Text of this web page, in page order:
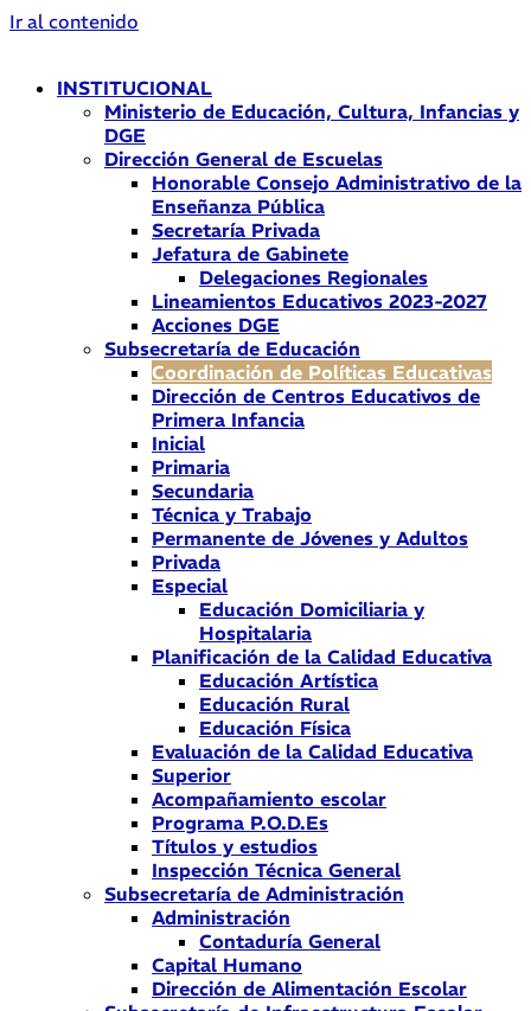
Ir al contenido
INSTITUCIONAL
Ministerio de Educación, Cultura, Infancias y
DGE
Dirección General de Escuelas
Honorable Consejo Administrativo de la
Enseñanza Pública
Secretaría Privada
Jefatura de Gabinete
Delegaciones Regionales
Lineamientos Educativos 2023-2027
Acciones DGE
Subsecretaría de Educación
Coordinación de Políticas Educativas
Dirección de Centros Educativos de
Primera Infancia
Inicial
Primaria
Secundaria
Técnica y Trabajo
Permanente de Jóvenes y Adultos
Privada
Especial
Educación Domiciliaria y
Hospitalaria
Planificación de la Calidad Educativa
Educación Artística
Educación Rural
Educación Física
Evaluación de la Calidad Educativa
Superior
Acompañamiento escolar
Programa P.O.D.Es
Títulos y estudios
Inspección Técnica General
Subsecretaría de Administración
Administración
Contaduría General
Capital Humano
Dirección de Alimentación Escolar